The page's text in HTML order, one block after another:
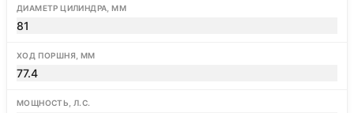
ДИАМЕТР ЦИЛИНДРА, ММ
81
ХОД ПОРШНЯ, ММ
77.4
МОЩНОСТЬ, Л.С.